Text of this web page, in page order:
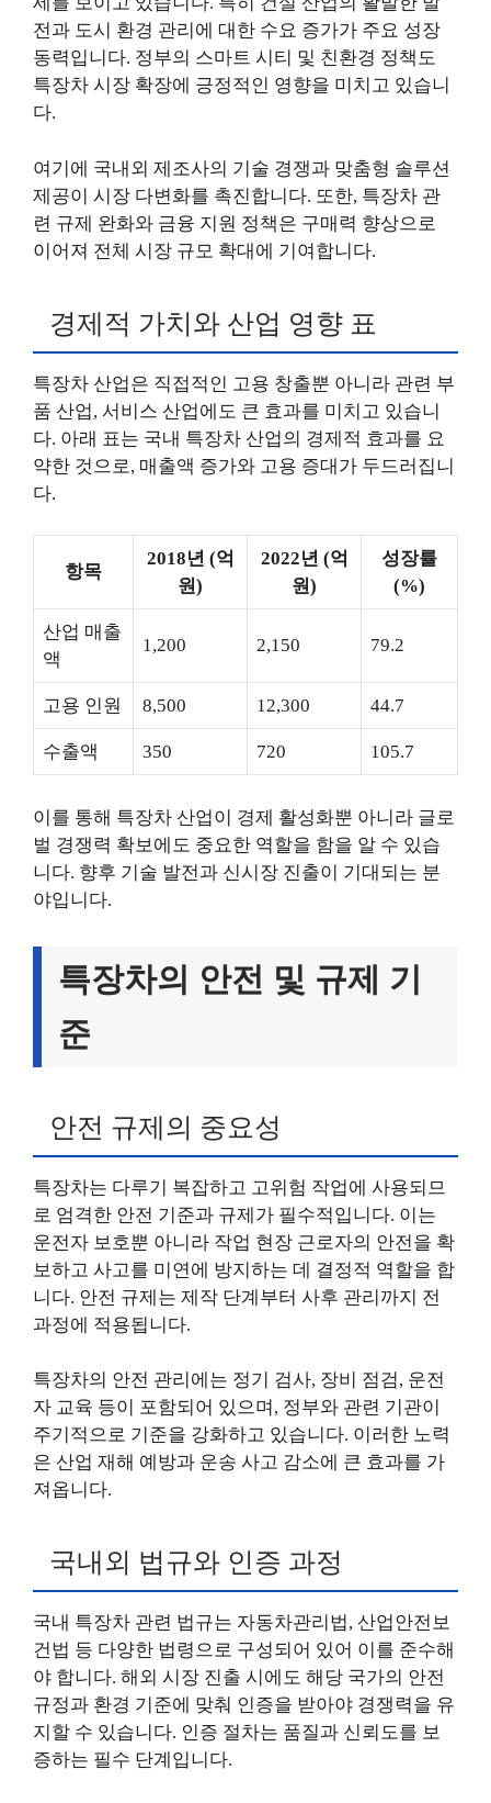
전과 도시 환경 관리에 대한 수요 증가가 주요 성장
동력입니다. 정부의 스마트 시티 및 친환경 정책도
특장차 시장 확장에 긍정적인 영향을 미치고 있습니
다.
여기에 국내외 제조사의 기술 경쟁과 맞춤형 솔루션
제공이 시장 다변화를 촉진합니다. 또한, 특장차 관
련 규제 완화와 금융 지원 정책은 구매력 향상으로
이어져 전체 시장 규모 확대에 기여합니다.
경제적 가치와 산업 영향 표
특장차 산업은 직접적인 고용 창출뿐 아니라 관련 부
품 산업, 서비스 산업에도 큰 효과를 미치고 있습니
다. 아래 표는 국내 특장차 산업의 경제적 효과를 요
약한 것으로, 매출액 증가와 고용 증대가 두드러집니
다.
항목
2018년 (억
원)
2022년 (억
원)
성장률
(%)
산업 매출
액
1,200 2,150 79.2
고용 인원 8,500 12,300 44.7
수출액 350 720 105.7
이를 통해 특장차 산업이 경제 활성화뿐 아니라 글로
벌 경쟁력 확보에도 중요한 역할을 함을 알 수 있습
니다. 향후 기술 발전과 신시장 진출이 기대되는 분
야입니다.
특장차의 안전 및 규제 기
준
안전 규제의 중요성
특장차는 다루기 복잡하고 고위험 작업에 사용되므
로 엄격한 안전 기준과 규제가 필수적입니다. 이는
운전자 보호뿐 아니라 작업 현장 근로자의 안전을 확
보하고 사고를 미연에 방지하는 데 결정적 역할을 합
니다. 안전 규제는 제작 단계부터 사후 관리까지 전
과정에 적용됩니다.
특장차의 안전 관리에는 정기 검사, 장비 점검, 운전
자 교육 등이 포함되어 있으며, 정부와 관련 기관이
주기적으로 기준을 강화하고 있습니다. 이러한 노력
은 산업 재해 예방과 운송 사고 감소에 큰 효과를 가
져옵니다.
국내외 법규와 인증 과정
국내 특장차 관련 법규는 자동차관리법, 산업안전보
건법 등 다양한 법령으로 구성되어 있어 이를 준수해
야 합니다. 해외 시장 진출 시에도 해당 국가의 안전
규정과 환경 기준에 맞춰 인증을 받아야 경쟁력을 유
지할 수 있습니다. 인증 절차는 품질과 신뢰도를 보
증하는 필수 단계입니다.